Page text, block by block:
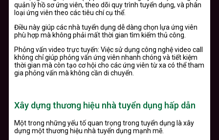
quản lý hồ sơ ứng viên, theo dõi quy trình tuyển dụng, và phân
loại ứng viên theo các tiêu chí cụ thể.
Điều này giúp các nhà tuyển dụng dễ dàng chọn lựa ứng viên
phù hợp mà không phải mất thời gian tìm kiếm thủ công.
Phỏng vấn video trực tuyến: Việc sử dụng công nghệ video call
không chỉ giúp phỏng vấn ứng viên nhanh chóng và tiết kiệm
thời gian mà còn tạo cơ hội cho các ứng viên từ xa có thể tham
gia phỏng vấn mà không cần di chuyển.
Xây dựng thương hiệu nhà tuyển dụng hấp dẫn
Một trong những yếu tố quan trọng trong tuyển dụng là xây
dựng một thương hiệu nhà tuyển dụng mạnh mẽ.